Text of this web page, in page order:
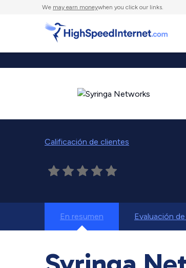
We may earn moneywhen you click our links.
Calificación de clientes
En resumen Evaluación